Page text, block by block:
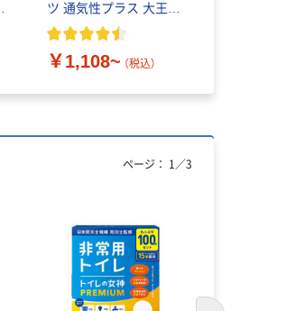
ツ 通気性プラス 大王製
紙 エリエール
￥1,108~ （税込）
ページ： 1 ／3